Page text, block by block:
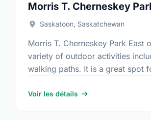
Morris T. Cherneskey
Saskatoon, Saskatchewan
Morris T. Cherneskey Park East
variety of outdoor activities
walking paths. It is a great spot
Voir les détails